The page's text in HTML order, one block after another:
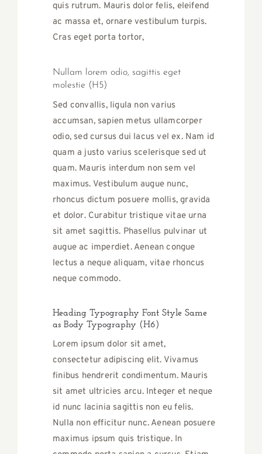
quis rutrum. Mauris dolor felis, eleifend
ac massa et, ornare vestibulum turpis.
Cras eget porta tortor,
Nullam lorem odio, sagittis eget
molestie (H5)
Sed convallis, ligula non varius
accumsan, sapien metus ullamcorper
odio, sed cursus dui lacus vel ex. Nam id
quam a justo varius scelerisque sed ut
quam. Mauris interdum non sem vel
maximus. Vestibulum augue nunc,
rhoncus dictum posuere mollis, gravida
et dolor. Curabitur tristique vitae urna
sit amet sagittis. Phasellus pulvinar ut
augue ac imperdiet. Aenean congue
lectus a neque aliquam, vitae rhoncus
neque commodo.
Heading Typography Font Style Same
as Body Typography (H6)
Lorem ipsum dolor sit amet,
consectetur adipiscing elit. Vivamus
finibus hendrerit condimentum. Mauris
sit amet ultricies arcu. Integer et neque
id nunc lacinia sagittis non eu felis.
Nulla non efficitur nunc. Aenean posuere
maximus ipsum quis tristique. In